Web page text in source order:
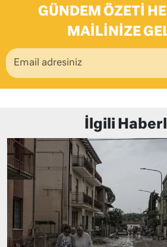
GÜNDEM ÖZETI
MAILINIZE
İlgili